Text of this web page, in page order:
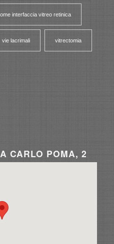
interfaccia vitreo retinica
vie lacrimali vitrectomia
CARLO POMA, 2